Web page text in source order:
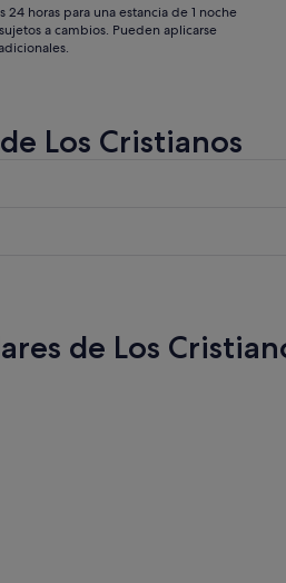
horas para una estancia de 1 noche
a cambios. Pueden aplicarse
Los Cristianos
de Los